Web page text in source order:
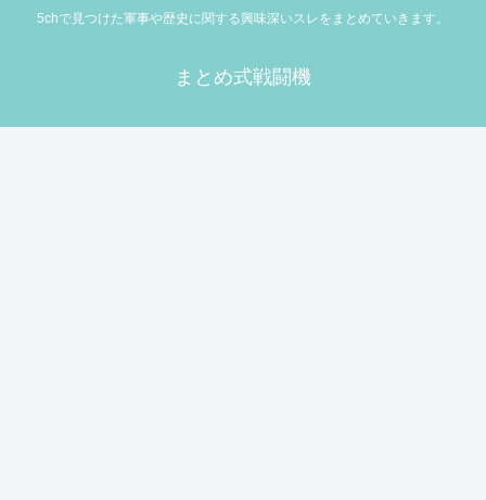
5chで見つけた軍事や歴史に関する興味深いスレをまとめていきます。
まとめ式戦闘機